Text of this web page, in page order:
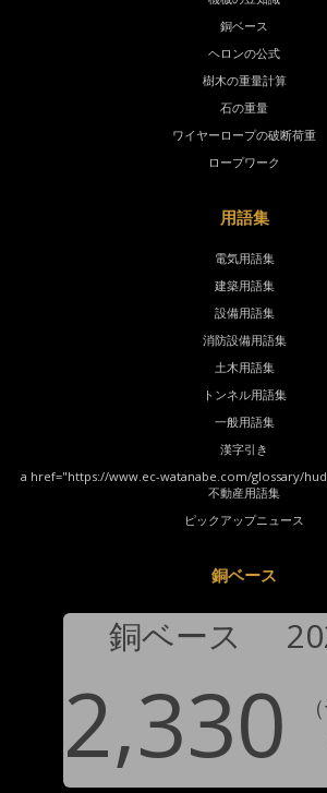
銅ベース
ヘロンの公式
樹木の重量計算
石の重量
ワイヤーロープの破断荷重
ロープワーク
用語集
電気用語集
建築用語集
設備用語集
消防設備用語集
土木用語集
トンネル用語集
一般用語集
漢字引き
a href="https://www.ec-watanabe.com/glossary/
不動産用語集
ピックアップニュース
銅ベース
銅ベース
2,330